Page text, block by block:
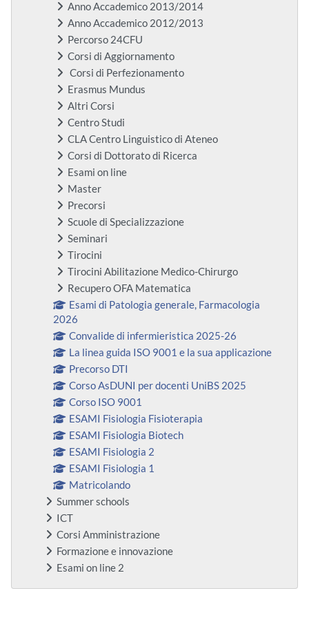
Anno Accademico 2013/2014
Anno Accademico 2012/2013
Percorso 24CFU
Corsi di Aggiornamento
Corsi di Perfezionamento
Erasmus Mundus
Altri Corsi
Centro Studi
CLA Centro Linguistico di Ateneo
Corsi di Dottorato di Ricerca
Esami on line
Master
Precorsi
Scuole di Specializzazione
Seminari
Tirocini
Tirocini Abilitazione Medico-Chirurgo
Recupero OFA Matematica
Esami di Patologia generale, Farmacologia
2026
Convalide di infermieristica 2025-26
La linea guida ISO 9001 e la sua applicazione
Precorso DTI
Corso AsDUNI per docenti UniBS 2025
Corso ISO 9001
ESAMI Fisiologia Fisioterapia
ESAMI Fisiologia Biotech
ESAMI Fisiologia 2
ESAMI Fisiologia 1
Matricolando
Summer schools
ICT
Corsi Amministrazione
Formazione e innovazione
Esami on line 2